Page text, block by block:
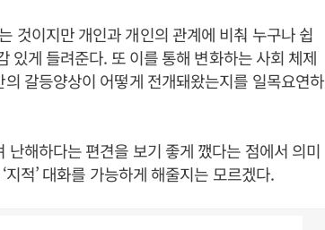
것이지만 개인과 개인의 관계에 비춰 누구나 쉽
있게 들려준다. 또 이를 통해 변화하는 사회 체제
갈등양상이 어떻게 전개돼왔는지를 일목요연하
해하다는 편견을 보기 좋게 깼다는 점에서 의미
적’ 대화를 가능하게 해줄지는 모르겠다.